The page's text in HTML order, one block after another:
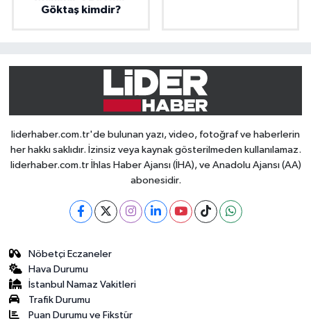
Göktaş kimdir?
liderhaber.com.tr'de bulunan yazı, video, fotoğraf ve haberlerin
her hakkı saklıdır. İzinsiz veya kaynak gösterilmeden kullanılamaz.
liderhaber.com.tr İhlas Haber Ajansı (İHA), ve Anadolu Ajansı (AA)
abonesidir.
Nöbetçi Eczaneler
Hava Durumu
İstanbul Namaz Vakitleri
Trafik Durumu
Puan Durumu ve Fikstür